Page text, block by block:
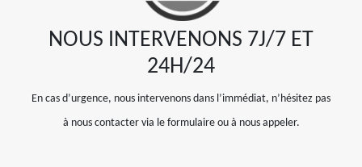
NOUS INTERVENONS 7J/7 ET
24H/24
En cas d’urgence, nous intervenons dans l’immédiat, n’hésitez pas
à nous contacter via le formulaire ou à nous appeler.